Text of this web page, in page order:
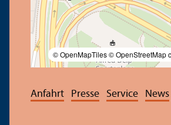
© OpenMapTiles© OpenStreetMap
Anfahrt Presse Service News